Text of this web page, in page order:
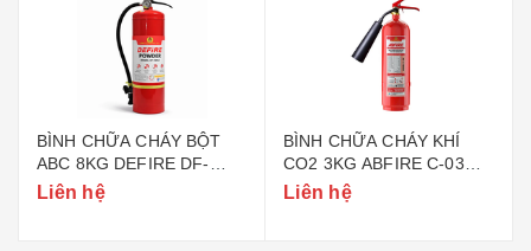
BÌNH CHỮA CHÁY BỘT
ABC 8KG DEFIRE DF-
ABC8 (BỘ CÔNG AN)
Liên hệ
BÌNH CHỮA CHÁY KHÍ
CO2 3KG ABFIRE C-03
(TEM BỘ CÔNG AN)
Liên hệ